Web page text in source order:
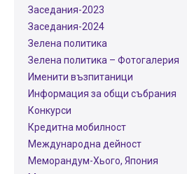
Заседания-2023
Заседания-2024
Зелена политика
Зелена политика – Фотогалерия
Именити възпитаници
Информация за общи събрания
Конкурси
Кредитна мобилност
Международнa дейност
Меморандум-Хього, Япония